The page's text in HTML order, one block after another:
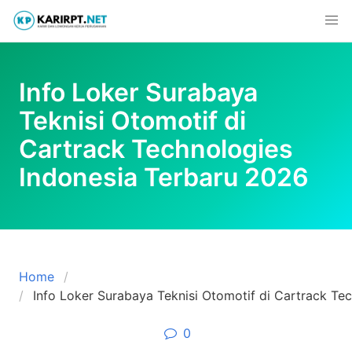
Skip
content
Info Loker Surabaya
Teknisi Otomotif di
Cartrack Technologies
Indonesia Terbaru 2026
Home
Info Loker Surabaya Teknisi Otomotif di Cartrack
0